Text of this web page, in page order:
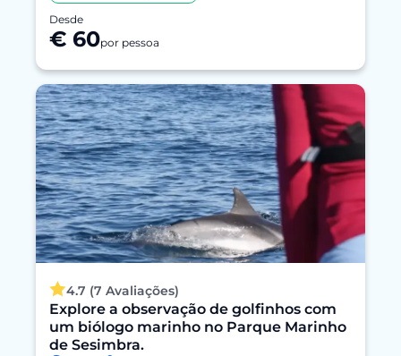
Desde
€ 60por pessoa
4.7 (7 Avaliações)
Explore a observação de golfinhos com
um biólogo marinho no Parque Marinho
de Sesimbra.